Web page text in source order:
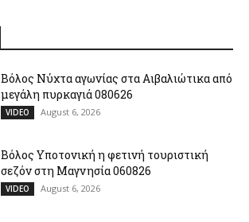
Βόλος Νύχτα αγωνίας στα Αιβαλιώτικα από
μεγάλη πυρκαγιά 080626
VIDEO August 6, 2026
Βόλος Υποτονική η φετινή τουριστική
σεζόν στη Μαγνησία 060826
VIDEO August 6, 2026